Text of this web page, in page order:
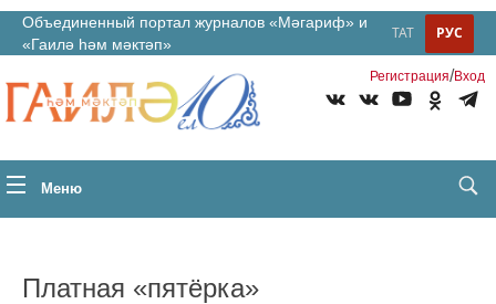
Объединенный портал журналов «Мәгариф» и
«Гаилә һәм мәктәп»
РУС
ТАТ
Регистрация/Вход
Меню
Платная «пятёрка»